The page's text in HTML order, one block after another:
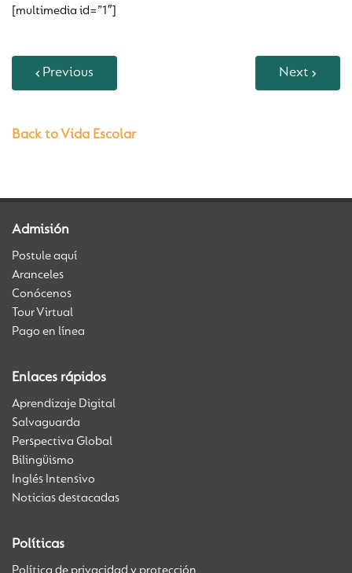
[multimedia id=”1″]
Previous Next
Back to Vida Escolar
Admisión
Postule aquí
Aranceles
Conócenos
Tour Virtual
Pago en línea
Enlaces rápidos
Aprendizaje Digital
Salvaguarda
Perspectiva Global
Bilingüismo
Inglés Intensivo
Noticias destacadas
Políticas